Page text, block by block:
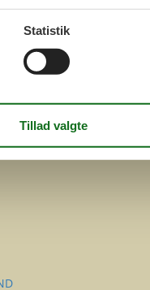
FØLG OS PÅ
Statistik